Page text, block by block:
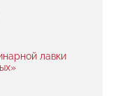
лавки